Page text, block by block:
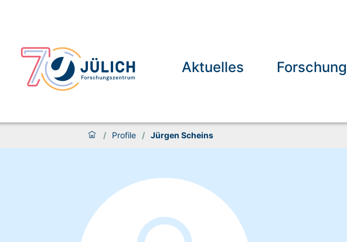
Aktuelles Forschung
/ Profile / Jürgen Scheins